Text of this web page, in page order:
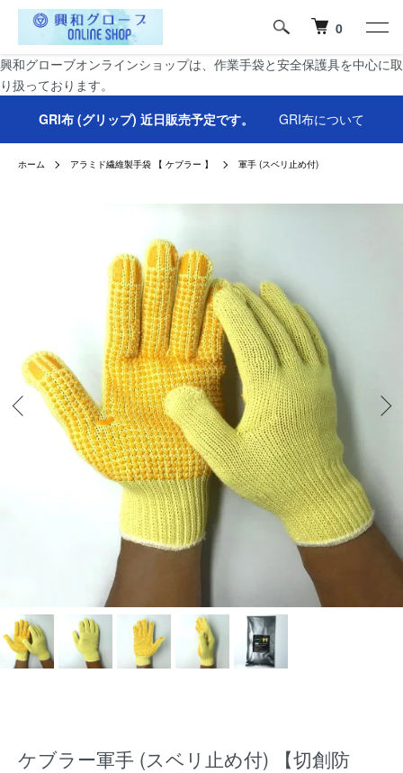
興和グローブオンラインショップは、作業手袋と安全保護具を中心に取
り扱っております。
0
GRI布 (グリップ) 近日販売予定です。 GRI布について
ホーム アラミド繊維製手袋 【 ケブラー 】 軍手 (スベリ止め付)
ケブラー軍手 (スベリ止め付) 【切創防